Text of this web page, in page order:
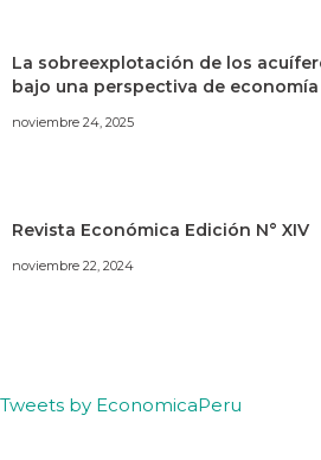
La sobreexplotación de los
bajo una perspectiva de
noviembre 24, 2025
Revista Económica Edición N° XIV
noviembre 22, 2024
Tweets by EconomicaPeru